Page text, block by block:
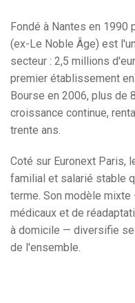
Fondé à Nantes en 1990
(ex-Le Noble Âge) est
secteur : 2,5 millions
premier établissement
Bourse en 2006, plus de
croissance continue,
trente ans.
Coté sur Euronext Paris,
familial et salarié stable
terme. Son modèle
médicaux et de
à domicile — diversifie
de l'ensemble.